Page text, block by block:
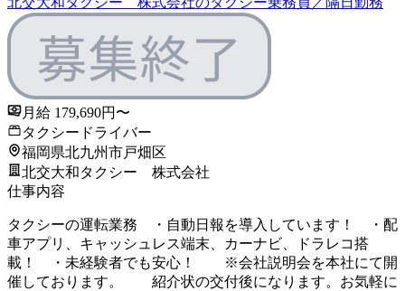
月給 179,690円〜
タクシードライバー
福岡県北九州市戸畑区
北交大和タクシー 株式会社
仕事内容
タクシーの運転業務 ・自動日報を導入しています！ ・配
車アプリ、キャッシュレス端末、カーナビ、ドラレコ搭
載！ ・未経験者でも安心！ ※会社説明会を本社にて開
催しております。 紹介状の交付後になります。お気軽に